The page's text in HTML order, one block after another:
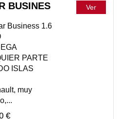
BUSINES
Business 1.6
PARTE
ISLAS
muy
€
Ver